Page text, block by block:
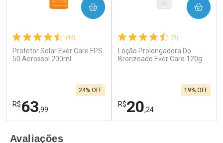
(14)
Protetor Solar Ever Care FPS
50 Aerossol 200ml
R$63,99
24% OFF
COMPRAR
(9)
Loção Prolongadora Do
Bronzeado Ever Care 120g
R$20,24
19% OFF
COMPRAR
Avaliações